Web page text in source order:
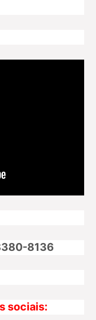
8136
sociais: